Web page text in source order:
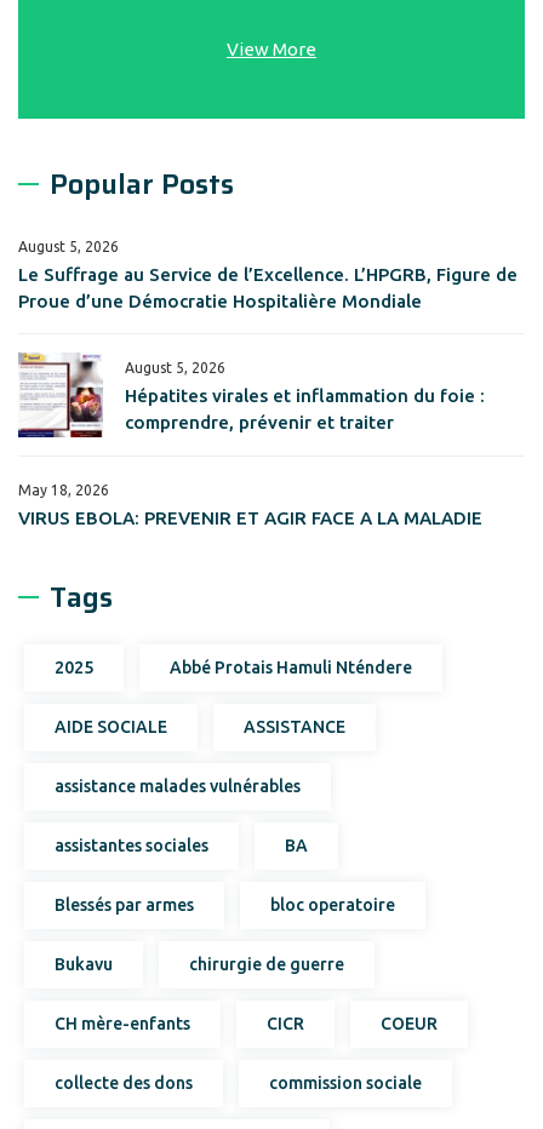
View More
Popular Posts
August 5, 2026
Le Suffrage au Service de l’Excellence. L’HPGRB, Figure de
Proue d’une Démocratie Hospitalière Mondiale
August 5, 2026
Hépatites virales et inflammation du foie :
comprendre, prévenir et traiter
May 18, 2026
VIRUS EBOLA: PREVENIR ET AGIR FACE A LA MALADIE
Tags
2025 Abbé Protais Hamuli Nténdere
AIDE SOCIALE ASSISTANCE
assistance malades vulnérables
assistantes sociales BA
Blessés par armes bloc operatoire
Bukavu chirurgie de guerre
CH mère-enfants CICR COEUR
collecte des dons commission sociale